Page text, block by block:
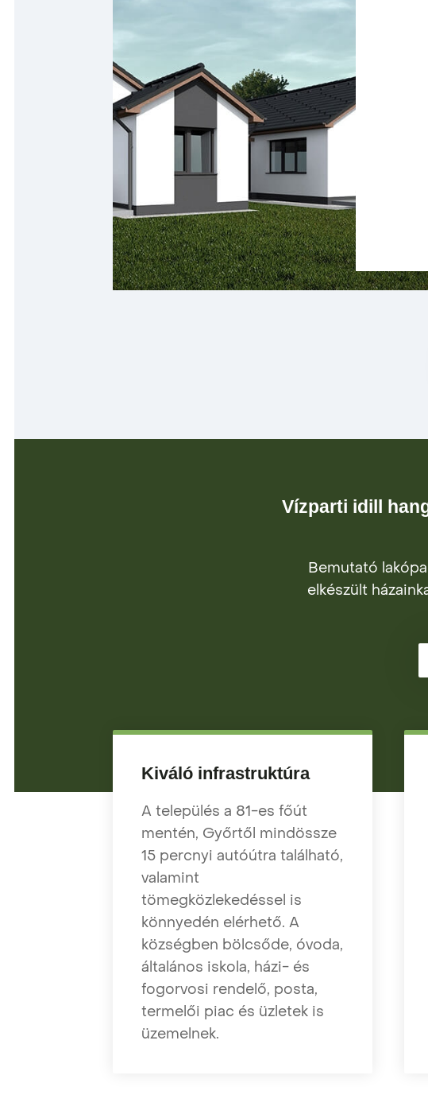
Vízparti idill
Bemutató
elkészült
Kiváló infrastruktúra
A település a 81-es főút
mentén, Győrtől mindössze
15 percnyi autóútra található,
valamint
tömegközlekedéssel is
könnyedén elérhető. A
községben bölcsőde, óvoda,
általános iskola, házi- és
fogorvosi rendelő, posta,
termelői piac és üzletek is
üzemelnek.